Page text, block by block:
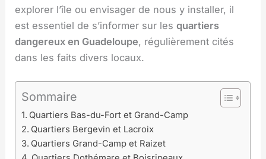
explorer l’île ou envisager de nous y installer, il
est essentiel de s’informer sur lesquartiers
dangereux en Guadeloupe, régulièrement cités
dans les faits divers locaux.
Sommaire
Quartiers Bas-du-Fort et Grand-Camp
Quartiers Bergevin et Lacroix
Quartiers Grand-Camp et Raizet